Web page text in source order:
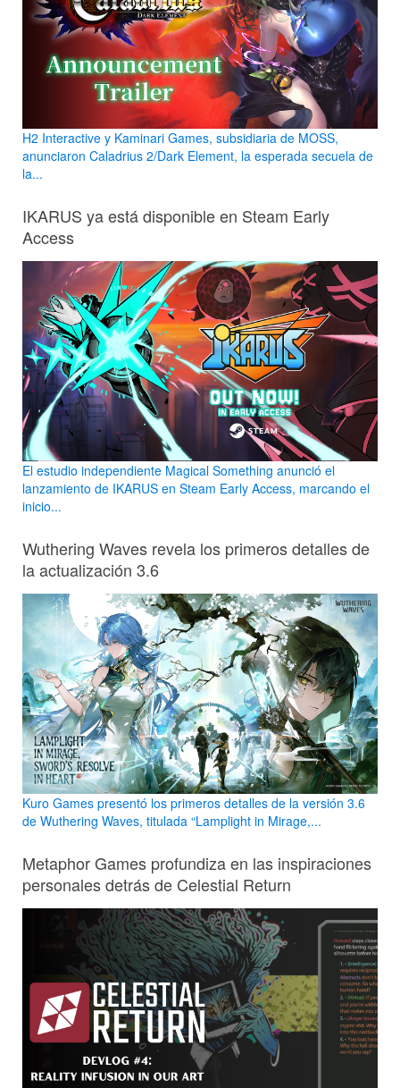
H2 Interactive y Kaminari Games, subsidiaria de MOSS,
anunciaron Caladrius 2/Dark Element, la esperada secuela de
la...
IKARUS ya está disponible en Steam Early
Access
El estudio independiente Magical Something anunció el
lanzamiento de IKARUS en Steam Early Access, marcando el
inicio...
Wuthering Waves revela los primeros detalles de
la actualización 3.6
Kuro Games presentó los primeros detalles de la versión 3.6
de Wuthering Waves, titulada “Lamplight in Mirage,...
Metaphor Games profundiza en las inspiraciones
personales detrás de Celestial Return